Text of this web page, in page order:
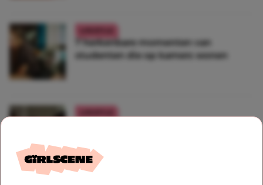
7 herkenbare momenten van
studenten die op kamers wonen